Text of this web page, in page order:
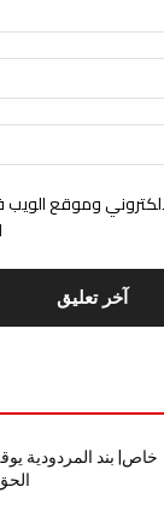
وموقع
خاص| بند المردودية